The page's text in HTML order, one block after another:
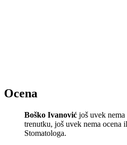
Ocena
Boško Ivanović još uvek
trenutku, još uvek nema ocena
Stomatologa.